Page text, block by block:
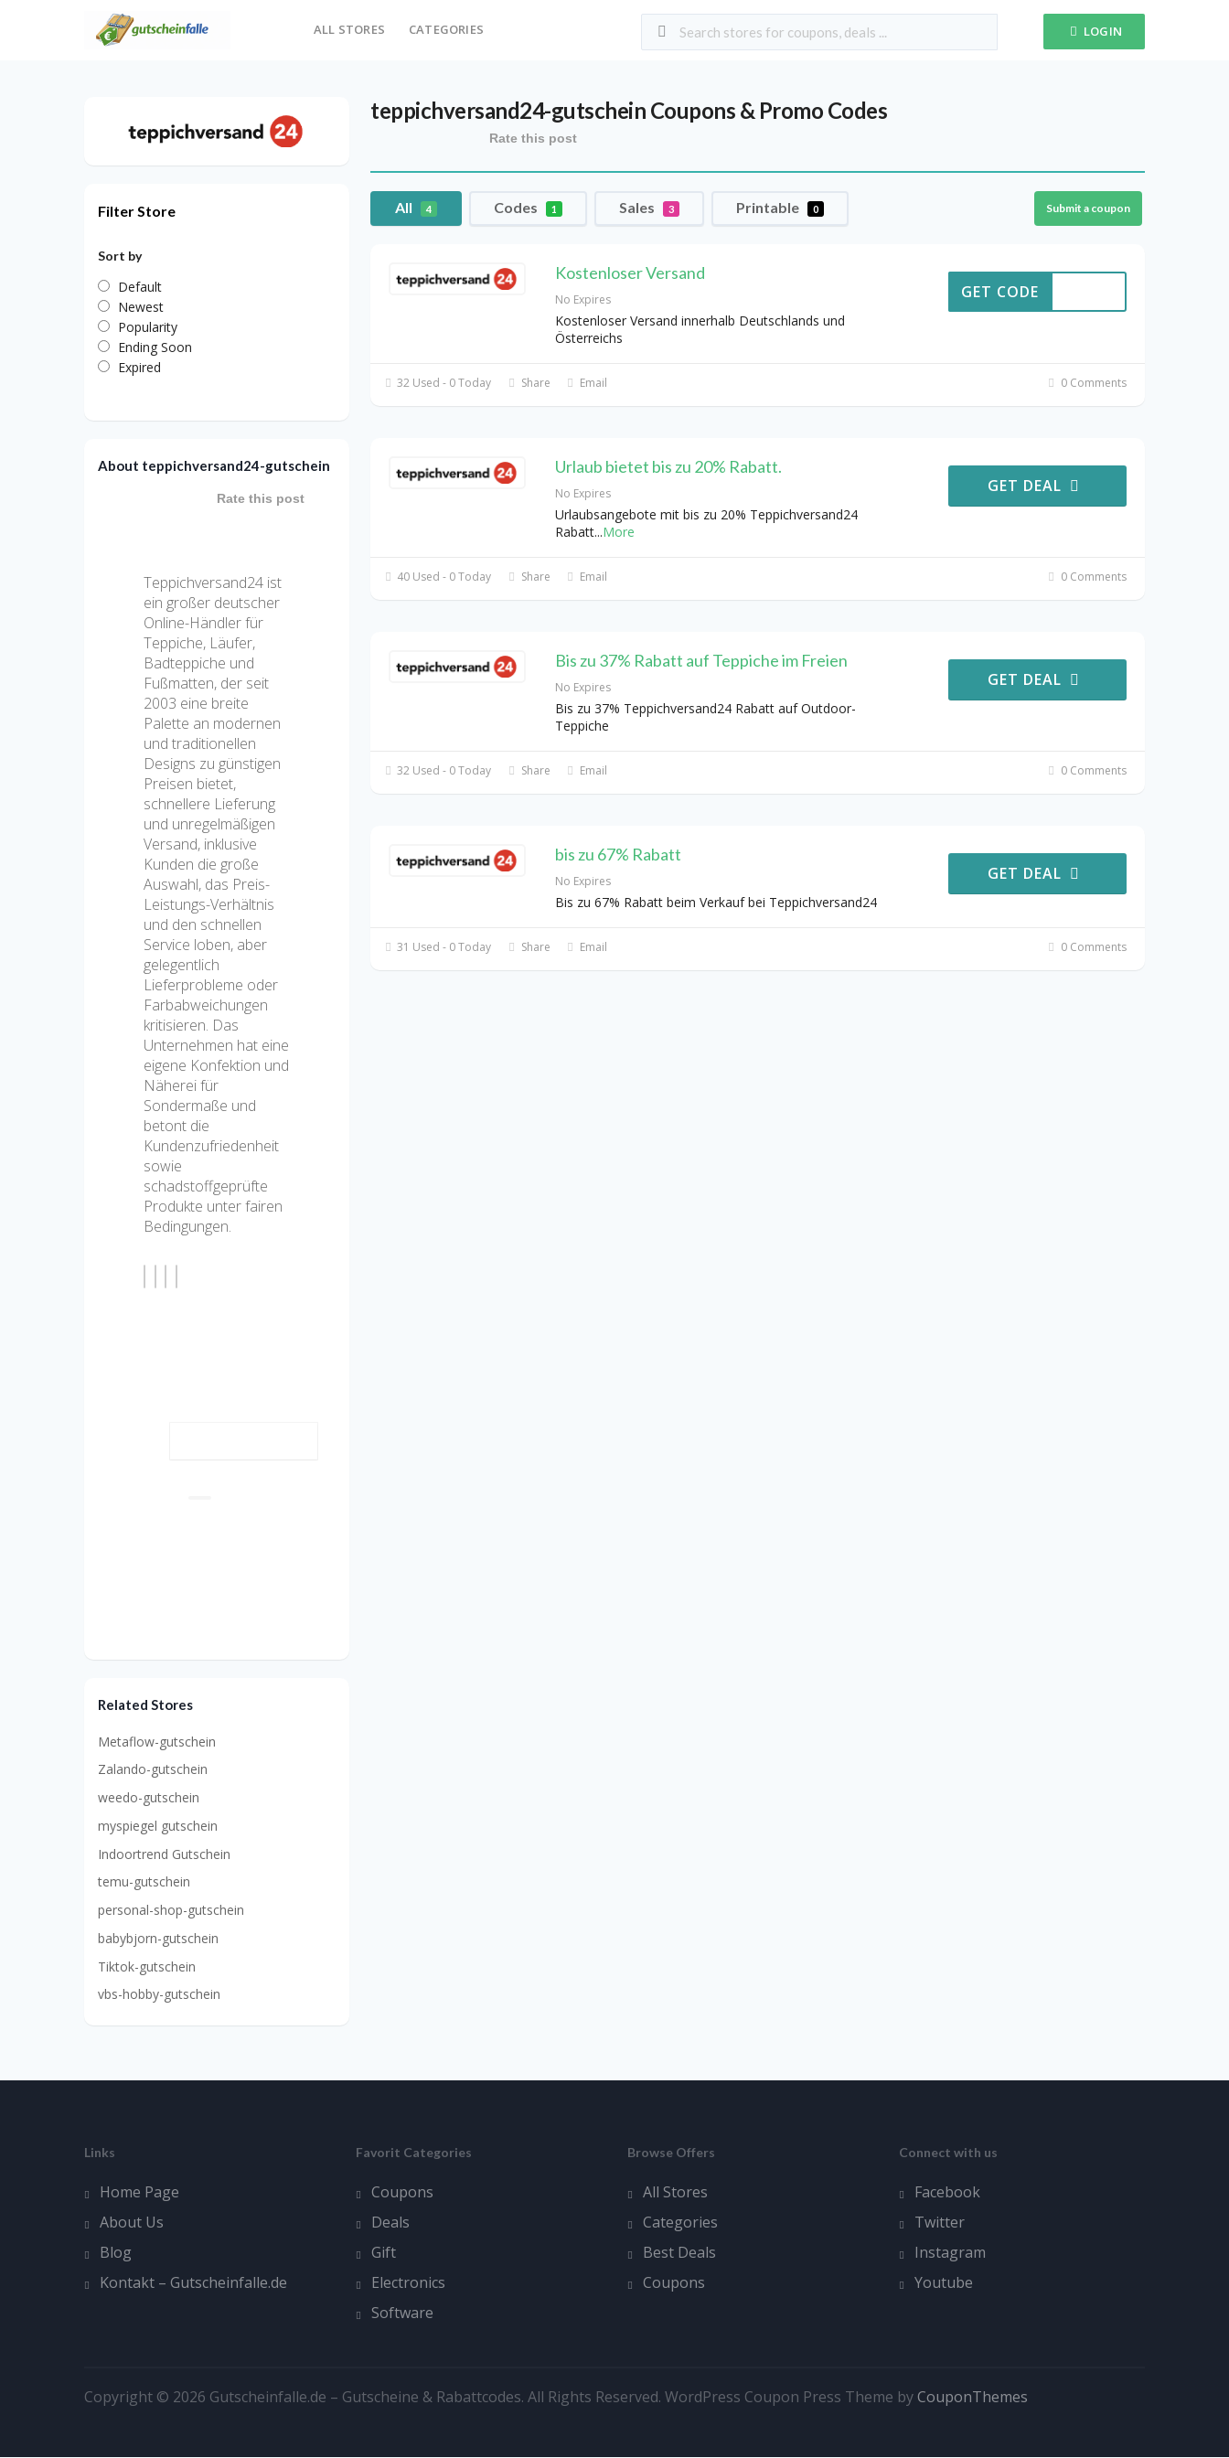
ALL STORES CATEGORIES LOGIN
teppichversand24-gutschein Coupons & Promo Codes
Rate this post
All 4 Codes 1 Sales 3 Printable 0 Submit a coupon
Kostenloser Versand
No Expires
Kostenloser Versand innerhalb Deutschlands und
Österreichs
GET CODE
32 Used - 0 Today Share Email 0 Comments
Urlaub bietet bis zu 20% Rabatt.
No Expires
Urlaubsangebote mit bis zu 20% Teppichversand24
Rabatt...More
GET DEAL
40 Used - 0 Today Share Email 0 Comments
Bis zu 37% Rabatt auf Teppiche im Freien
No Expires
Bis zu 37% Teppichversand24 Rabatt auf Outdoor-
Teppiche
GET DEAL
32 Used - 0 Today Share Email 0 Comments
bis zu 67% Rabatt
No Expires
Bis zu 67% Rabatt beim Verkauf bei Teppichversand24
GET DEAL
31 Used - 0 Today Share Email 0 Comments
Filter Store
Sort by
Default
Newest
Popularity
Ending Soon
Expired
About teppichversand24-gutschein
Rate this post
Teppichversand24 ist
ein großer deutscher
Online-Händler für
Teppiche, Läufer,
Badteppiche und
Fußmatten, der seit
2003 eine breite
Palette an modernen
und traditionellen
Designs zu günstigen
Preisen bietet,
schnellere Lieferung
und unregelmäßigen
Versand, inklusive
Kunden die große
Auswahl, das Preis-
Leistungs-Verhältnis
und den schnellen
Service loben, aber
gelegentlich
Lieferprobleme oder
Farbabweichungen
kritisieren. Das
Unternehmen hat eine
eigene Konfektion und
Näherei für
Sondermaße und
betont die
Kundenzufriedenheit
sowie
schadstoffgeprüfte
Produkte unter fairen
Bedingungen.
Related Stores
Metaflow-gutschein
Zalando-gutschein
weedo-gutschein
myspiegel gutschein
Indoortrend Gutschein
temu-gutschein
personal-shop-gutschein
babybjorn-gutschein
Tiktok-gutschein
vbs-hobby-gutschein
Links
Home Page
About Us
Blog
Kontakt – Gutscheinfalle.de
Favorit Categories
Coupons
Deals
Gift
Electronics
Software
Browse Offers
All Stores
Categories
Best Deals
Coupons
Connect with us
Facebook
Twitter
Instagram
Youtube
Copyright © 2026 Gutscheinfalle.de – Gutscheine & Rabattcodes. All Rights Reserved. WordPress Coupon Press Theme byCouponThemes